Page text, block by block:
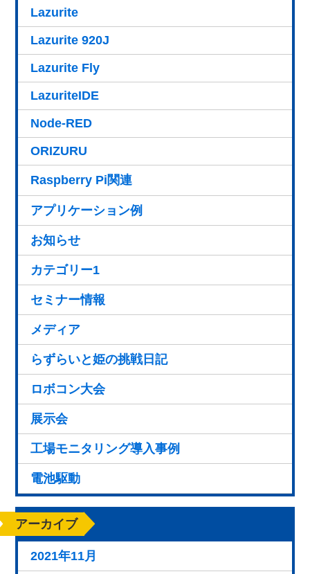
Lazurite
Lazurite 920J
Lazurite Fly
LazuriteIDE
Node-RED
ORIZURU
Raspberry Pi関連
アプリケーション例
お知らせ
カテゴリー1
セミナー情報
メディア
らずらいと姫の挑戦日記
ロボコン大会
展示会
工場モニタリング導入事例
電池駆動
アーカイブ
2021年11月